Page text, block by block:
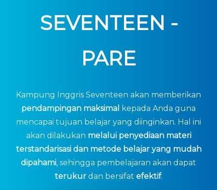
SEVENTEEN -
PARE
Kampung Inggris Seventeen akan memberikan
pendampingan maksimal
kepada Anda guna
mencapai tujuan belajar yang diinginkan. Hal ini
akan dilakukan melalui penyediaan materi
terstandarisasi dan metode belajar yang mudah
dipahami, sehingga pembelajaran akan dapat
terukurdan bersifat efektif.